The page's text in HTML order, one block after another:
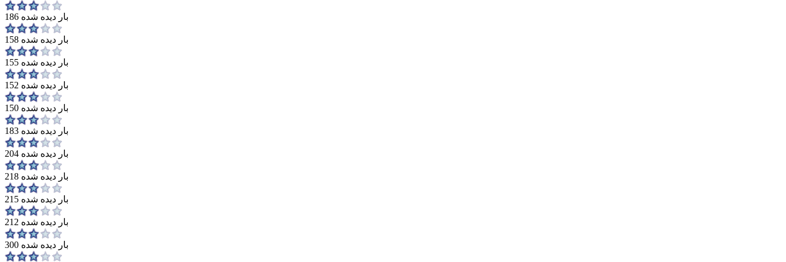
186 بار دیده شده
158 بار دیده شده
155 بار دیده شده
152 بار دیده شده
150 بار دیده شده
183 بار دیده شده
204 بار دیده شده
218 بار دیده شده
215 بار دیده شده
212 بار دیده شده
300 بار دیده شده